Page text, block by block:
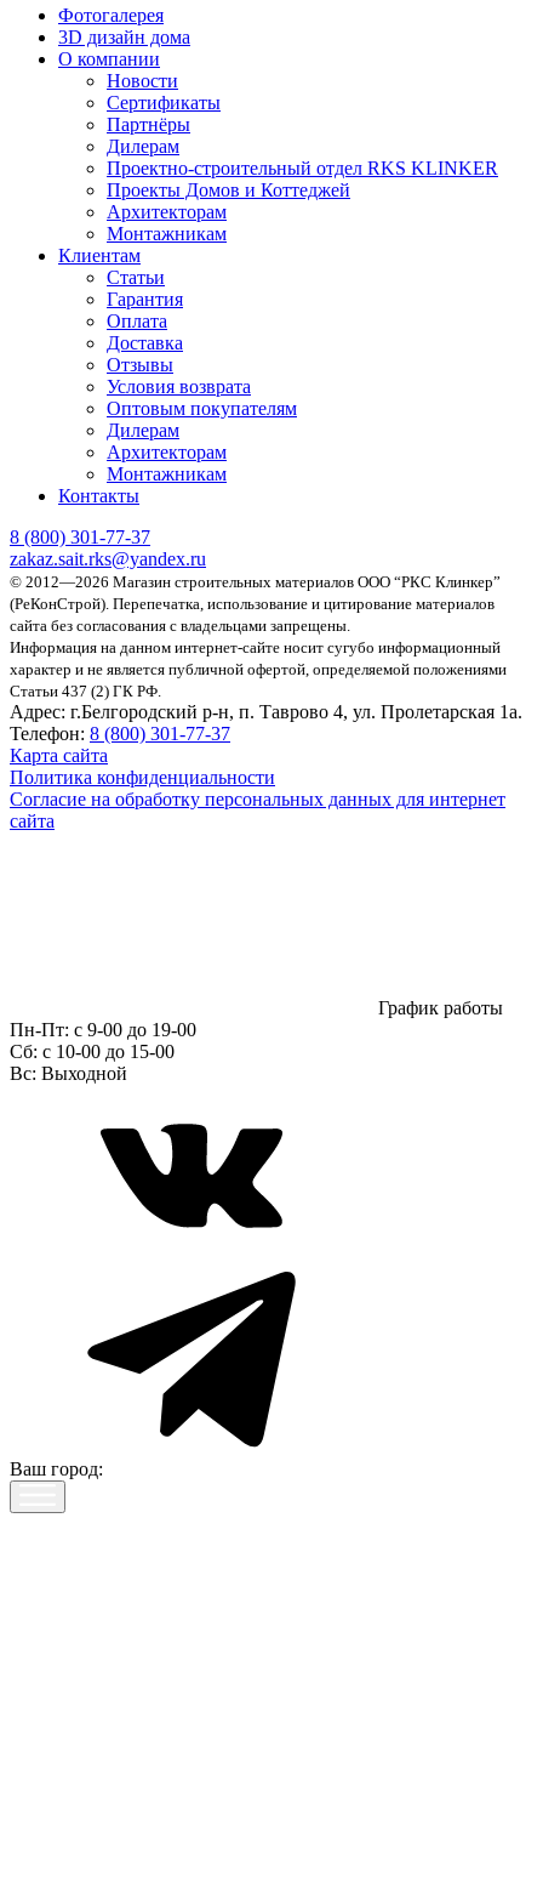
Фотогалерея
3D дизайн дома
О компании
Новости
Сертификаты
Партнёры
Дилерам
Проектно-строительный отдел RKS KLINKER
Проекты Домов и Коттеджей
Архитекторам
Монтажникам
Клиентам
Статьи
Гарантия
Оплата
Доставка
Отзывы
Условия возврата
Оптовым покупателям
Дилерам
Архитекторам
Монтажникам
Контакты
8 (800) 301-77-37
zakaz.sait.rks@yandex.ru
© 2012—2026 Магазин строительных материалов ООО “РКС Клинкер”
(РеКонСтрой). Перепечатка, использование и цитирование материалов
сайта без согласования с владельцами запрещены.
Информация на данном интернет-сайте носит сугубо информационный
характер и не является публичной офертой, определяемой положениями
Статьи 437 (2) ГК РФ.
Адрес: г.Белгородский р-н, п. Таврово 4, ул. Пролетарская 1а.
Телефон: 8 (800) 301-77-37
Карта сайта
Политика конфиденциальности
Согласие на обработку персональных данных для интернет
сайта
График работы
Пн-Пт: с 9-00 до 19-00
Сб: c 10-00 до 15-00
Вс: Выходной
Ваш город: